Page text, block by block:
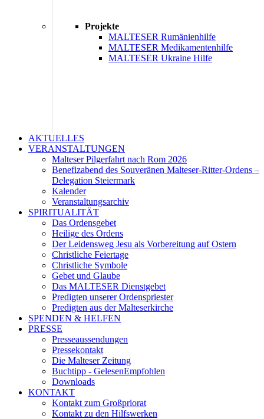
Projekte
MALTESER Rumänienhilfe
MALTESER Medikamentenhilfe
MALTESER Ukraine Hilfe
AKTUELLES
VERANSTALTUNGEN
Malteser Pilgerfahrt nach Rom 2026
Benefizabend des Souveränen Malteser-Ritter-Ordens –
Delegation Steiermark
Kalender
Veranstaltungsarchiv
SPIRITUALITÄT
Das Ordensgebet
Heilige des Ordens
Der Leidensweg Jesu als Vorbereitung auf Ostern
Christliche Feiertage
Christliche Symbole
Gebet und Glaube
Das MALTESER Dienstgebet
Predigten unserer Ordenspriester
Predigten aus der Malteserkirche
SPENDEN & HELFEN
PRESSE
Presseaussendungen
Pressekontakt
Die Malteser Zeitung
Buchtipp - GelesenEmpfohlen
Downloads
KONTAKT
Kontakt zum Großpriorat
Kontakt zu den Hilfswerken